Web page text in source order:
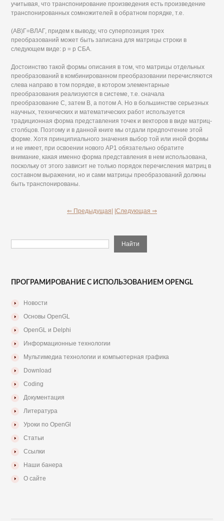
учитывая, что транспонирование произведения есть произведение
транспонированных сомножителей в обратном порядке, т.е.
(АВ)Г=ВЛАГ, придем к выводу, что суперпозиция трех
преобразований может быть записана для матрицы строки в
следующем виде: р = р СБА.
Достоинство такой формы описания в том, что матрицы отдельных
преобразований в комбинированном преобразовании перечисляются
слева направо в том порядке, в котором элементарные
преобразования реализуются в системе, т.е. сначала
преобразование С, затем В, а потом А. Но в большинстве серьезных
научных, технических и математических работ используется
традиционная форма представления точек и векторов в виде матриц-
столбцов. Поэтому и в данной книге мы отдали предпочтение этой
форме. Хотя принципиального значения выбор той или иной формы
и не имеет, при освоении нового АР1 обязательно обратите
внимание, какая именно форма представления в нем использована,
поскольку от этого зависит не только порядок перечисления матриц в
составном выражении, но и сами матрицы преобразований должны
быть транспонированы.
⇐ Предыдущая| |Следующая ⇒
ПРОГРАМИРОВАНИЕ С ИСПОЛЬЗОВАНИЕМ OPENGL
Новости
Основы OpenGL
OpenGL и Delphi
Информационные технологии
Мультимедиа технологии и компьютерная графика
Download
Coding
Документация
Литература
Уроки по OpenGl
Статьи
Ссылки
Наши банера
О сайте